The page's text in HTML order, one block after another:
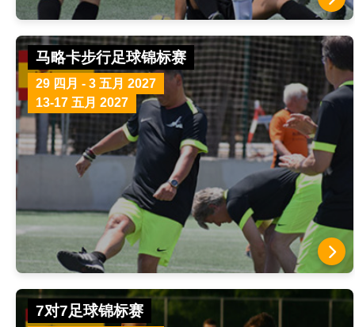
马略卡步行足球锦标赛
29 四月 - 3 五月 2027
13-17 五月 2027
7对7足球锦标赛